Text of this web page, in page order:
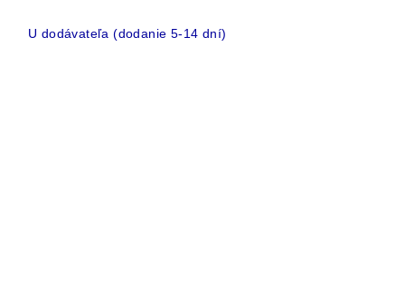
U dodávateľa (dodanie 5-14 dní)